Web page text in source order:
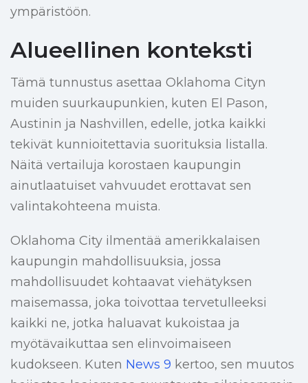
ympäristöön.
Alueellinen konteksti
Tämä tunnustus asettaa Oklahoma Cityn
muiden suurkaupunkien, kuten El Pason,
Austinin ja Nashvillen, edelle, jotka kaikki
tekivät kunnioitettavia suorituksia listalla.
Näitä vertailuja korostaen kaupungin
ainutlaatuiset vahvuudet erottavat sen
valintakohteena muista.
Oklahoma City ilmentää amerikkalaisen
kaupungin mahdollisuuksia, jossa
mahdollisuudet kohtaavat viehätyksen
maisemassa, joka toivottaa tervetulleeksi
kaikki ne, jotka haluavat kukoistaa ja
myötävaikuttaa sen elinvoimaiseen
kudokseen. Kuten News 9 kertoo, sen muutos